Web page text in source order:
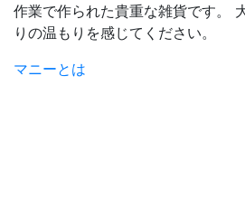
作業で作られた貴重な雑貨です。
りの温もりを感じてください。
マニーとは